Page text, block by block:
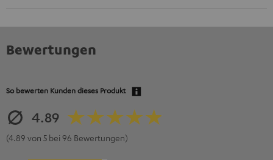
Bewertungen
So bewerten Kunden dieses Produkt
4.89
(4.89 von 5 bei 96 Bewertungen)